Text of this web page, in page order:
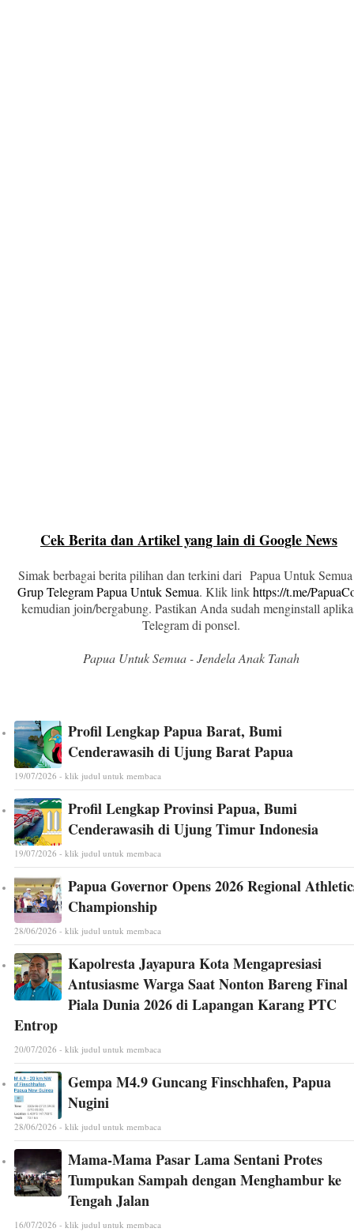
Cek Berita dan Artikel yang lain di Google News
Simak berbagai berita pilihan dan terkini dari Papua Untuk
Grup Telegram Papua Untuk Semua. Klik linkhttps://t.me/
kemudian join/bergabung. Pastikan Anda sudah menginstall
Telegram di ponsel.
Papua Untuk Semua - Jendela Anak Tanah
Profil Lengkap Papua Barat, Bumi
Cenderawasih di Ujung Barat Papua
19/07/2026 - klik judul untuk membaca
Profil Lengkap Provinsi Papua, Bumi
Cenderawasih di Ujung Timur Indonesia
19/07/2026 - klik judul untuk membaca
Papua Governor Opens 2026 Regional
Championship
28/06/2026 - klik judul untuk membaca
Kapolresta Jayapura Kota Mengapresiasi
Antusiasme Warga Saat Nonton Bareng Final
Piala Dunia 2026 di Lapangan Karang PTC
Entrop
20/07/2026 - klik judul untuk membaca
Gempa M4.9 Guncang Finschhafen, Papua
Nugini
28/06/2026 - klik judul untuk membaca
Mama-Mama Pasar Lama Sentani Protes
Tumpukan Sampah dengan Menghambur ke
Tengah Jalan
16/07/2026 - klik judul untuk membaca